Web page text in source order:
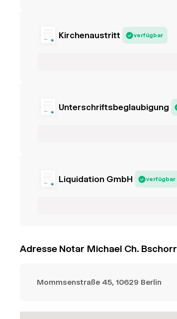
Kirchenaustritt verfügbar
Unterschriftsbeglaubigung
Liquidation GmbH verfügbar
Adresse Notar Michael Ch. Bschorr
Mommsenstraße 45, 10629 Berlin